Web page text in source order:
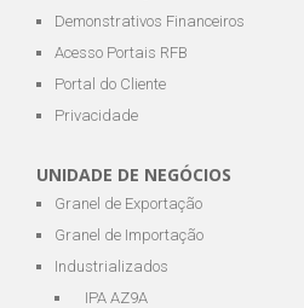
Demonstrativos Financeiros
Acesso Portais RFB
Portal do Cliente
Privacidade
UNIDADE DE NEGÓCIOS
Granel de Exportação
Granel de Importação
Industrializados
IPA AZ9A